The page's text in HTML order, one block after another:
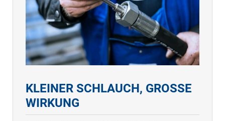
KLEINER SCHLAUCH, GROSSE W
IRKUNG